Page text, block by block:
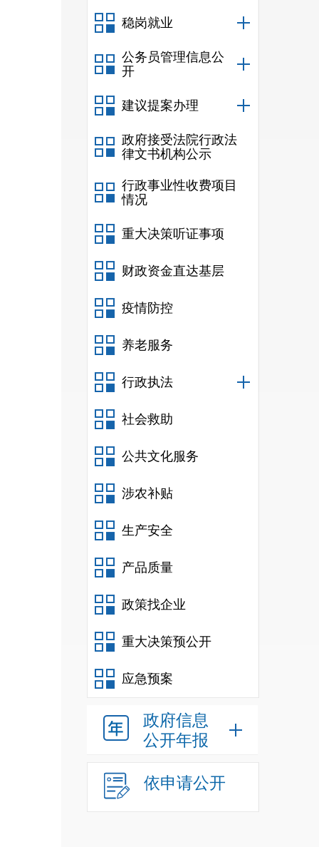
稳岗就业
公务员管理信息公
开
建议提案办理
政府接受法院行政法
律文书机构公示
行政事业性收费项目
情况
重大决策听证事项
财政资金直达基层
疫情防控
养老服务
行政执法
社会救助
公共文化服务
涉农补贴
生产安全
产品质量
政策找企业
重大决策预公开
应急预案
政府信息
公开年报
依申请公开